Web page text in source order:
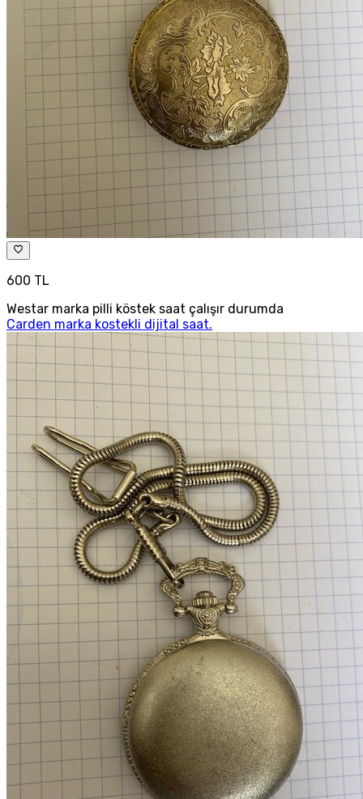
600 TL
Westar marka pilli köstek saat çalışır durumda
Carden marka kostekli dijital saat.